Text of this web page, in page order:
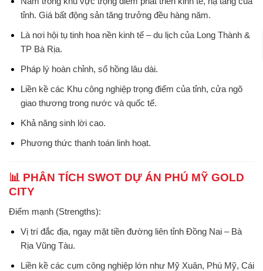
tỉnh. Giá bất động sản tăng trưởng đều hàng năm.
Là nơi hội tụ tinh hoa nền kinh tế – du lịch của Long Thành &
TP Bà Rịa.
Pháp lý hoàn chỉnh, sổ hồng lâu dài.
Liền kề các Khu công nghiệp trọng điểm của tỉnh, cửa ngõ
giao thương trong nước và quốc tế.
Khả năng sinh lời cao.
Phương thức thanh toán linh hoạt.
📊 PHÂN TÍCH SWOT DỰ ÁN PHÚ MỸ GOLD
CITY
Điểm mạnh (Strengths):
Vị trí đắc địa, ngay mặt tiền đường liên tỉnh Đồng Nai – Bà
Rịa Vũng Tàu.
Liền kề các cụm công nghiệp lớn như Mỹ Xuân, Phú Mỹ, Cái